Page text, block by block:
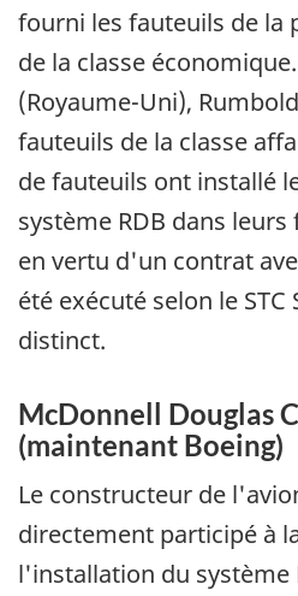
fourni les fauteuils de la
de la classe
(Royaume-Uni),
fauteuils de la classe
de fauteuils ont installé
système RDB dans
en vertu d'un contrat
été exécuté selon le STC
distinct.
McDonnell Douglas
(maintenant Boeing)
Le constructeur de
directement participé à
l'installation du système